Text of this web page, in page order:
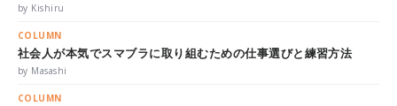
by Kishiru
COLUMN
社会人が本気でスマブラに取り組むための仕事選びと練習方法
by Masashi
COLUMN